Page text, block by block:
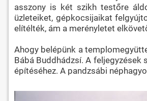
asszony is két szikh testőre
üzleteiket, gépkocsijaikat
elítélték, ám a merényletet
Ahogy belépünk a
Bábá Buddhádzsí. A feljegyzések
építéséhez. A pandzsábi